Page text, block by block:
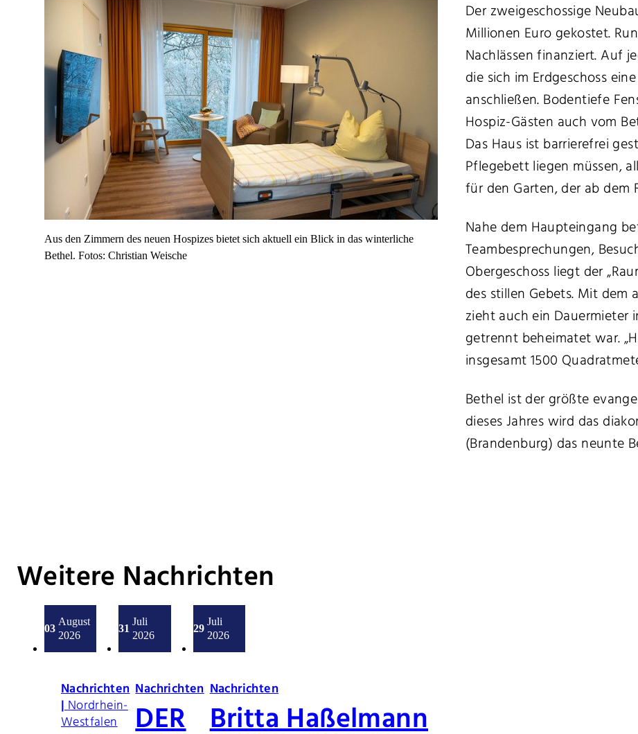
Aus den Zimmern des neuen Hospizes bietet sich aktuell ein Blick in das winterliche
Bethel. Fotos: Christian Weische
Der zweigeschossige
Millionen Euro gekostet.
Nachlässen finanziert. Auf
die sich im Erdgeschoss
anschließen. Bodentiefe
Hospiz-Gästen auch vom
Das Haus ist barrierefrei
Pflegebett liegen müssen,
für den Garten, der ab
Nahe dem Haupteingang
Teambesprechungen,
Obergeschoss liegt der
des stillen Gebets. Mit dem
zieht auch ein Dauermieter
getrennt beheimatet war.
insgesamt 1500
Bethel ist der größte
dieses Jahres wird das
(Brandenburg) das neunte
Weitere Nachrichten
03
August
2026
Nachrichten
|Nordrhein-
Westfalen
31
Juli
2026
Nachrichten
DER
29
Juli
2026
Nachrichten
Britta Haßelmann